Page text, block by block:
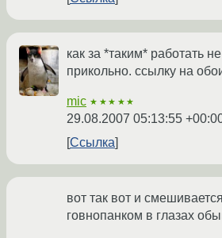
как за *таким* работать
прикольно. ссылку на
mic ★★★★★
29.08.2007 05:13:55
Ссылка
вот так вот и
говнопанком в глазах